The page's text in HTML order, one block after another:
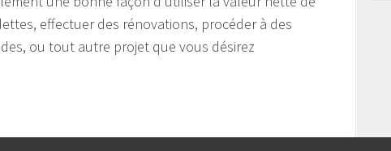
effectuer des rénovations, procéder à des
ou tout autre projet que vous désirez